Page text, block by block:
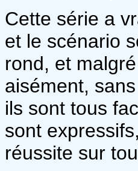
Cette série a
et le scénario
rond, et
aisément,
ils sont tous
sont
réussite sur